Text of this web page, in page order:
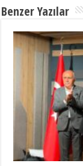
Benzer Yazılar